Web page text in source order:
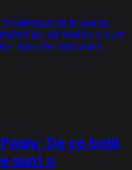
de la ușa ta.
tău de telefon și cum
sau chei hardware.
De ce boții
sunt o